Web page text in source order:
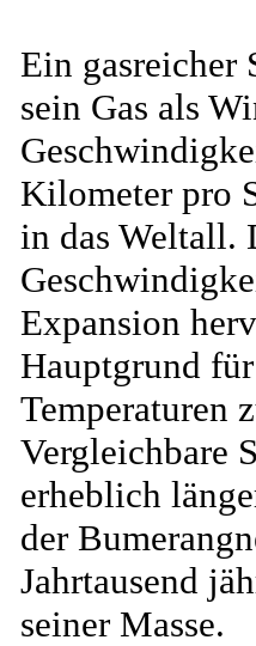
Ein gasreicher
sein Gas als
Kilometer pro
in das Weltall.
Expansion
Hauptgrund
Temperaturen
Vergleichbare
erheblich
der
Jahrtausend
seiner Masse.